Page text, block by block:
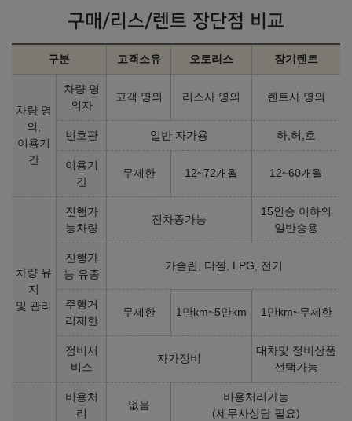
구매/리스/렌트 장단점 비교
구분 고객소유 오토리스 장기렌트
차량 명
의,
이용기
간
차량 명
의자
고객 명의 리스사 명의 렌트사 명의
번호판 일반 자가용 하,허,호
이용기
간
무제한 12~72개월 12~60개월
차량 유
지
및 관리
진행가
능차량
전차종가능
15인승 이하의
일반승용
진행가
능 유종
가솔린, 디젤, LPG, 전기
주행거
리제한
무제한 1만km~5만km 1만km~무제한
정비서
비스
자가정비
대차및 정비상품
선택가능
비용처
리
없음
비용처리가능
(세무사상담 필요)
휘발유 9.1㎞/ℓ
123,980,000
휘발유 9.1㎞/ℓ
AWD + 뒷좌석 컴포트 패키
지Ⅰ
휘발유 8.4㎞/ℓ
113,880,000원
AWD + 파퓰러 컬렉션
휘발유 8.4㎞/ℓ
115,980,000원
AWD + 프리미엄 컬렉션
㎞/ℓ
127,480,000원
AWD + 프레스티지 컬렉션
133,380,000원
2025년형 가솔린 3.5 터보 48V 일렉트릭 슈퍼차저 LWB (실효
세율 조정)
5인승 AWD - 스탠다드 시트
167,690,000
4인승 AWD + 뒷좌석 컴포트
패키지 - 퍼스트 클래스 VIP
176,590,000